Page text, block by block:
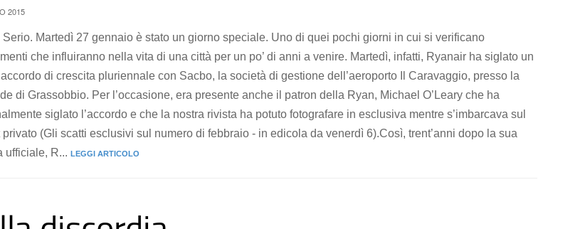
2015
Serio. Martedì 27 gennaio è stato un giorno speciale. Uno di quei pochi giorni in cui si verificano
che influiranno nella vita di una città per un po’ di anni a venire. Martedì, infatti, Ryanair ha siglato un
di crescita pluriennale con Sacbo, la società di gestione dell’aeroporto Il Caravaggio, presso la
di Grassobbio. Per l’occasione, era presente anche il patron della Ryan, Michael O’Leary che ha
siglato l’accordo e che la nostra rivista ha potuto fotografare in esclusiva mentre s’imbarcava sul
privato (Gli scatti esclusivi sul numero di febbraio - in edicola da venerdì 6).Così, trent’anni dopo la sua
ufficiale, R... LEGGI ARTICOLO